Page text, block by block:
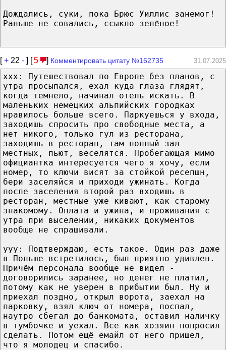
Дождались, суки, пока Брюс Уиллис занемог!
Раньше не совались, ссыкло зелёное!
[+ 22 - ] [5 ] Комментировать цитату №162735 31.07.2025
xxx: Путешествовал по Европе без планов, с
утра просыпался, ехал куда глаза глядят,
когда темнело, начинал отель искать. В
маленьких немецких альпийских городках
нравилось больше всего. Паркуешься у входа,
заходишь спросить про свободные места, а
нет никого, только гул из ресторана,
заходишь в ресторан, там полный зал
местных, пьют, веселятся. Пробегающая мимо
официантка интересуется чего я хочу, если
номер, то ключи висят за стойкой ресепшн,
бери заселяйся и приходи ужинать. Когда
после заселения второй раз входишь в
ресторан, местные уже кивают, как старому
знакомому. Оплата и ужина, и проживания с
утра при выселении, никаких документов
вообще не спрашивали.
yyy: Подтверждаю, есть такое. Один раз даже
в Польше встретилось, был приятно удивлен.
Причём персонала вообще не видел -
договорились заранее, но денег не платил,
потому как не уверен в прибытии был. Ну и
приехал поздно, открыл ворота, заехал на
парковку, взял ключ от номера, поспал,
наутро сбегал до банкомата, оставил наличку
в тумбочке и уехал. Все как хозяин попросил
сделать. Потом ещё емайл от него пришел,
что я молодец и спасибо.